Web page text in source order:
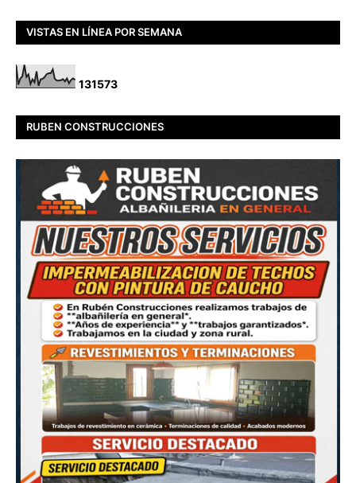
VISTAS EN LÍNEA POR SEMANA
131573
RUBEN CONSTRUCCIONES